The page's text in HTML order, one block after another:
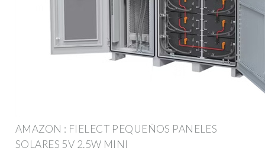
AMAZON : FIELECT PEQUEÑOS PANELES
SOLARES 5V 2.5W MINI